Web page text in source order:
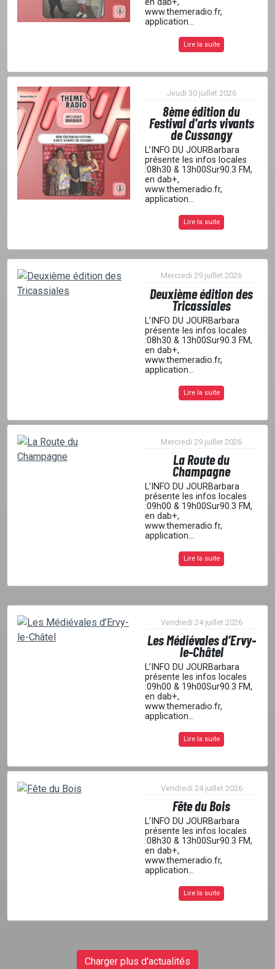
www.themeradio.fr,
application...
Lire la suite
Jeudi 30 juillet 2026
8ème édition du
Festival d'arts vivants
de Cussangy
L’INFO DU JOURBarbara
présente les infos locales
:08h30 & 13h00Sur90.3 FM,
en dab+,
www.themeradio.fr,
application...
Lire la suite
Mercredi 29 juillet 2026
Deuxième édition des
Tricassiales
L’INFO DU JOURBarbara
présente les infos locales
:08h30 & 13h00Sur90.3 FM,
en dab+,
www.themeradio.fr,
application...
Lire la suite
Mercredi 29 juillet 2026
La Route du
Champagne
L’INFO DU JOURBarbara
présente les infos locales
:09h00 & 19h00Sur90.3 FM,
en dab+,
www.themeradio.fr,
application...
Lire la suite
Vendredi 24 juillet 2026
Les Médiévales d’Ervy-
le-Châtel
L’INFO DU JOURBarbara
présente les infos locales
:09h00 & 19h00Sur90.3 FM,
en dab+,
www.themeradio.fr,
application...
Lire la suite
Vendredi 24 juillet 2026
Fête du Bois
L’INFO DU JOURBarbara
présente les infos locales
:08h30 & 13h00Sur90.3 FM,
en dab+,
www.themeradio.fr,
application...
Lire la suite
Charger plus d'actualités